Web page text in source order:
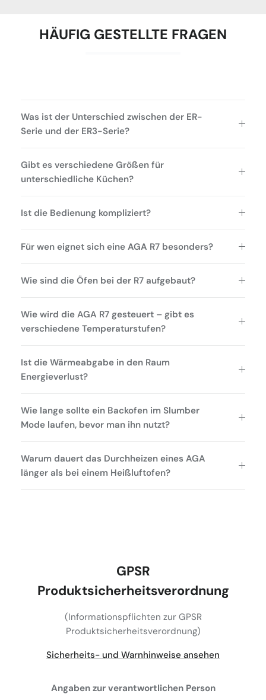
HÄUFIG GESTELLTE FRAGEN
Was ist der Unterschied zwischen der ER-
Serie und der ER3-Serie?
Gibt es verschiedene Größen für
unterschiedliche Küchen?
Ist die Bedienung kompliziert?
Für wen eignet sich eine AGA R7 besonders?
Wie sind die Öfen bei der R7 aufgebaut?
Wie wird die AGA R7 gesteuert – gibt es
verschiedene Temperaturstufen?
Ist die Wärmeabgabe in den Raum
Energieverlust?
Wie lange sollte ein Backofen im Slumber
Mode laufen, bevor man ihn nutzt?
Warum dauert das Durchheizen eines AGA
länger als bei einem Heißluftofen?
GPSR
Produktsicherheitsverordnung
(Informationspflichten zur GPSR
Produktsicherheitsverordnung)
Sicherheits- und Warnhinweise ansehen
Angaben zur verantwortlichen Person